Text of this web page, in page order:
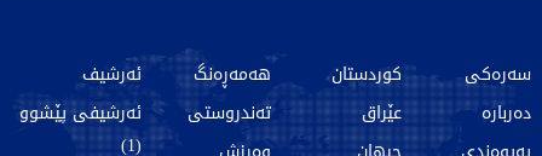
سەرەکی
دەربارە
کوردستان
عێراق
هەمەڕەنگ
تەندروستی
ئەرشیف
ئەرشیفی پێشوو
(1)